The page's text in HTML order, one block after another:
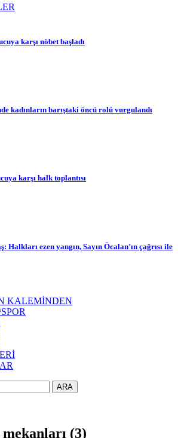
karşı nöbet başladı
kadınların barıştaki öncü rolü vurgulandı
karşı halk toplantısı
Halkları ezen yangın, Sayın Öcalan’ın çağrısı ile
KALEMİNDEN
ARA
(3)